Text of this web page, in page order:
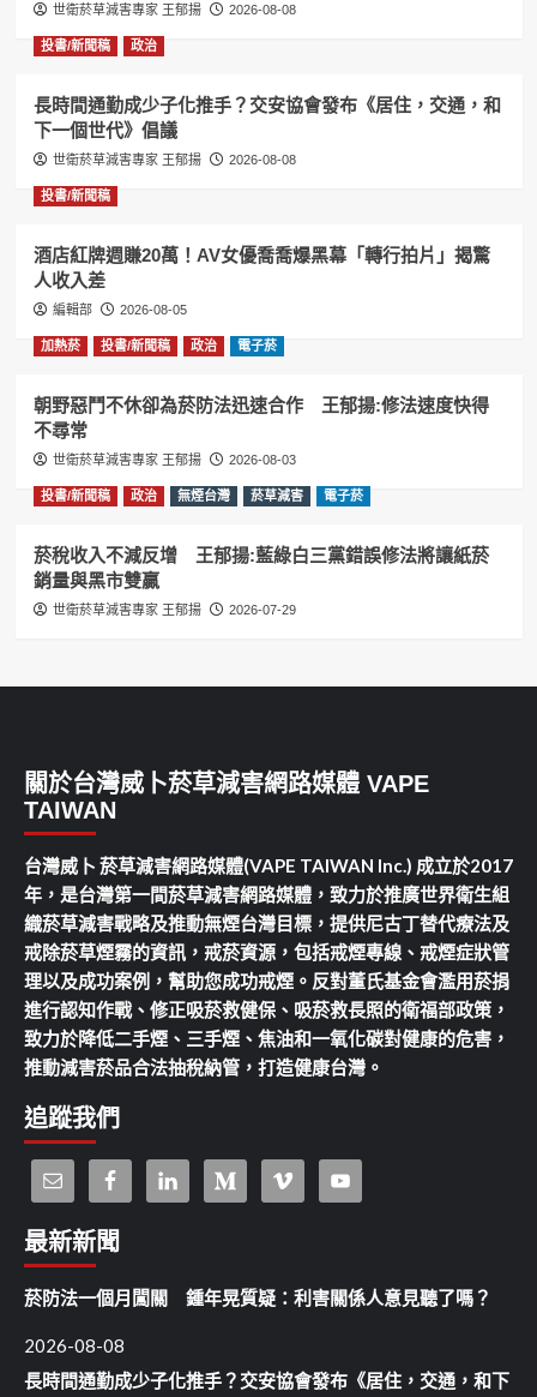
世衛菸草減害專家 王郁揚 2026-08-08
投書/新聞稿 政治
長時間通勤成少子化推手？交安協會發布《居住，交通，和
下一個世代》倡議
世衛菸草減害專家 王郁揚 2026-08-08
投書/新聞稿
酒店紅牌週賺20萬！AV女優喬喬爆黑幕「轉行拍片」揭驚
人收入差
編輯部 2026-08-05
加熱菸 投書/新聞稿 政治 電子菸
朝野惡鬥不休卻為菸防法迅速合作 王郁揚:修法速度快得
不尋常
世衛菸草減害專家 王郁揚 2026-08-03
投書/新聞稿 政治 無煙台灣 菸草減害 電子菸
菸稅收入不減反增 王郁揚:藍綠白三黨錯誤修法將讓紙菸
銷量與黑市雙贏
世衛菸草減害專家 王郁揚 2026-07-29
關於台灣威卜菸草減害網路媒體 VAPE
TAIWAN
台灣威卜 菸草減害網路媒體(VAPE TAIWAN Inc.) 成立於2017
年，是台灣第一間菸草減害網路媒體，致力於推廣世界衛生組
織菸草減害戰略及推動無煙台灣目標，提供尼古丁替代療法及
戒除菸草煙霧的資訊，戒菸資源，包括戒煙專線、戒煙症狀管
理以及成功案例，幫助您成功戒煙。反對董氏基金會濫用菸捐
進行認知作戰、修正吸菸救健保、吸菸救長照的衛福部政策，
致力於降低二手煙、三手煙、焦油和一氧化碳對健康的危害，
推動減害菸品合法抽稅納管，打造健康台灣。
追蹤我們
最新新聞
菸防法一個月闖關 鍾年晃質疑：利害關係人意見聽了嗎？
2026-08-08
長時間通勤成少子化推手？交安協會發布《居住，交通，和下